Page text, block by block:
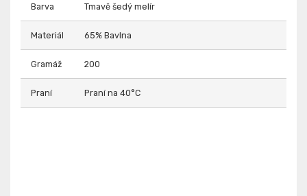
Barva Tmavě šedý melír
Materiál 65% Bavlna
Gramáž 200
Praní Praní na 40°C